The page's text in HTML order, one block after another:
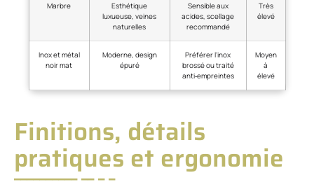
Marbre
Esthétique
luxueuse, veines
naturelles
Sensible aux
acides, scellage
recommandé
Très
élevé
Inox et métal
noir mat
Moderne, design
épuré
Préférer l’inox
brossé ou traité
anti‑empreintes
Moyen
à
élevé
Finitions, détails
pratiques et ergonomie